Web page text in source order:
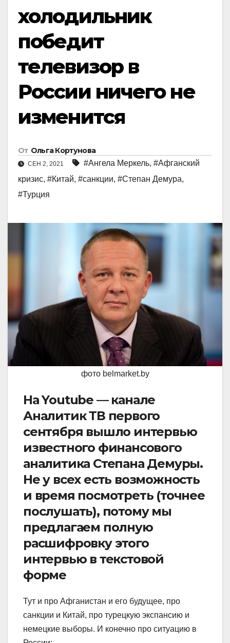
холодильник
победит
телевизор в
России ничего не
изменится
От Ольга Кортунова
СЕН 2, 2021 #Ангела Меркель, #Афганский
кризис, #Китай, #санкции, #Степан Демура,
#Турция
фото belmarket.by
На Youtube — канале
Аналитик ТВ первого
сентября вышло интервью
известного финансового
аналитика Степана Демуры.
Не у всех есть возможность
и время посмотреть (точнее
послушать), потому мы
предлагаем полную
расшифровку этого
интервью в текстовой
форме
Тут и про Афганистан и его будущее, про
санкции и Китай, про турецкую экспансию и
немецкие выборы. И конечно про ситуацию в